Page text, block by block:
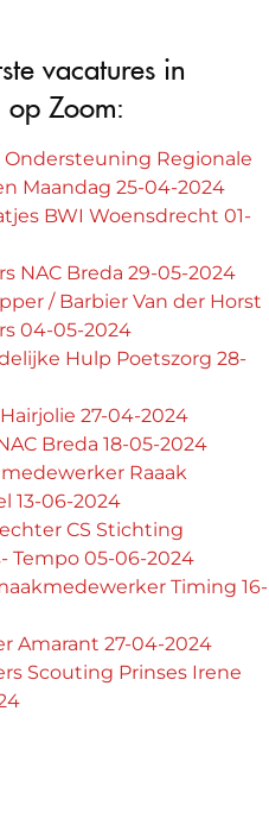
vacatures in
op Zoom:
Ondersteuning Regionale
Maandag 25-04-2024
BWI Woensdrecht 01-
NAC Breda 29-05-2024
/ Barbier Van der Horst
04-05-2024
Hulp Poetszorg 28-
27-04-2024
Breda 18-05-2024
Raaak
13-06-2024
CS Stichting
Tempo 05-06-2024
Timing 16-
Amarant 27-04-2024
Scouting Prinses Irene